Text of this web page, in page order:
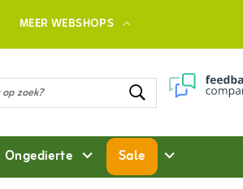
MEER WEBSHOPS
Ongedierte Sale